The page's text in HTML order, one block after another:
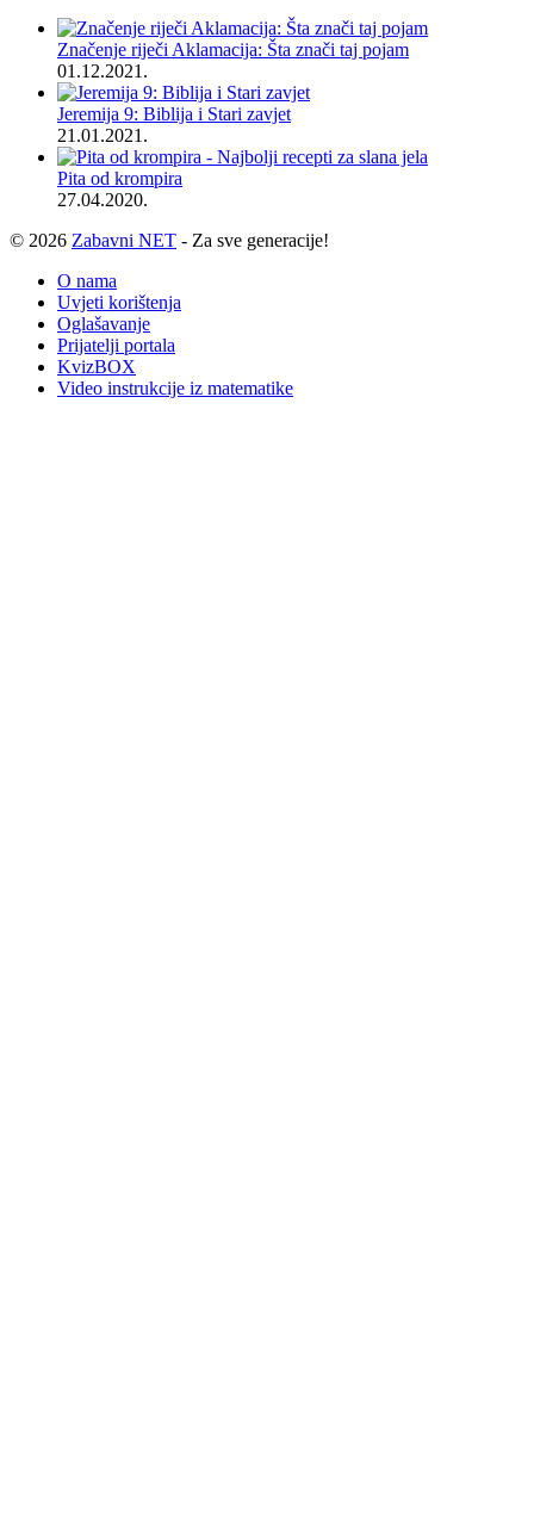
Značenje riječi Aklamacija: Šta znači taj pojam
01.12.2021.
Jeremija 9: Biblija i Stari zavjet
21.01.2021.
Pita od krompira
27.04.2020.
© 2026 Zabavni NET - Za sve generacije!
O nama
Uvjeti korištenja
Oglašavanje
Prijatelji portala
KvizBOX
Video instrukcije iz matematike